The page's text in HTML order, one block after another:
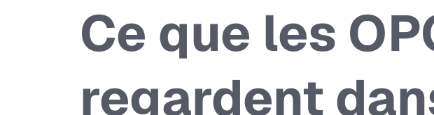
Ce que les
regardent